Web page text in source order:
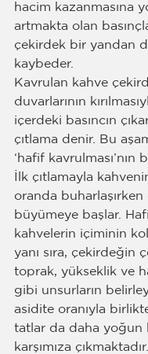
hacim kazanmasına
artmakta olan
çekirdek bir yandan
kaybeder.
Kavrulan kahve
duvarlarının
içerdeki basıncın
çıtlama denir. Bu
‘hafif kavrulması’nın
İlk çıtlamayla
oranda
büyümeye başlar.
kahvelerin içiminin
yanı sıra, çekirdeğin
toprak, yükseklik ve
gibi unsurların
asidite oranıyla
tatlar da daha yoğun
karşımıza çıkmaktadır.